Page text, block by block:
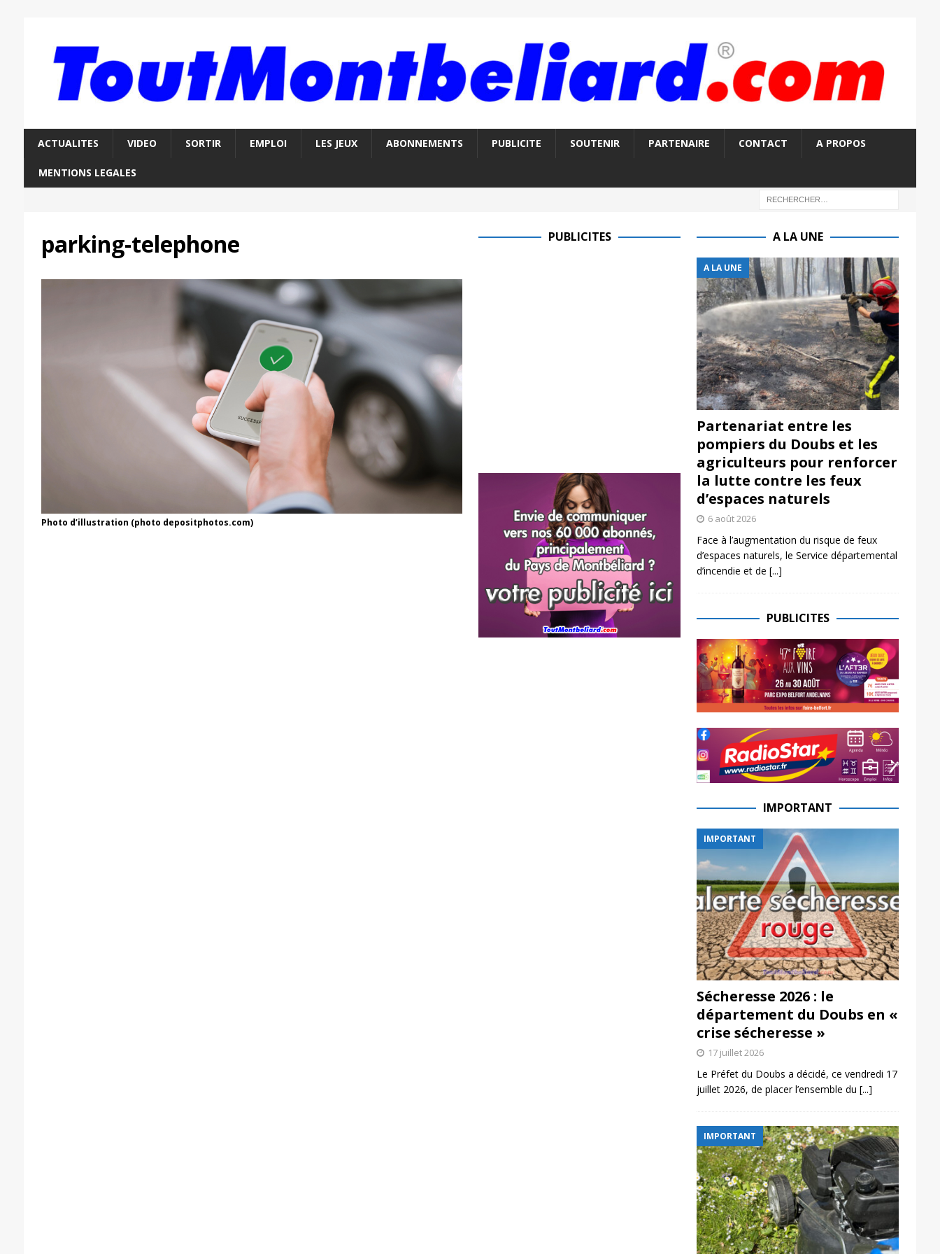
ACTUALITES VIDEO SORTIR EMPLOI LES JEUX ABONNEMENTS PUBLICITE SOUTENIR PARTENAIRE CONTACT A PROPOS
MENTIONS LEGALES
parking-telephone
Photo d’illustration (photo depositphotos.com)
PUBLICITES A LA UNE
A LA UNE
Partenariat entre les
pompiers du Doubs et les
agriculteurs pour renforcer
la lutte contre les feux
d’espaces naturels
6 août 2026
Face à l’augmentation du risque de feux
d’espaces naturels, le Service départemental
d’incendie et de [...]
PUBLICITES
IMPORTANT
IMPORTANT
Sécheresse 2026 : le
département du Doubs en «
crise sécheresse »
17 juillet 2026
Le Préfet du Doubs a décidé, ce vendredi 17
juillet 2026, de placer l’ensemble du [...]
IMPORTANT